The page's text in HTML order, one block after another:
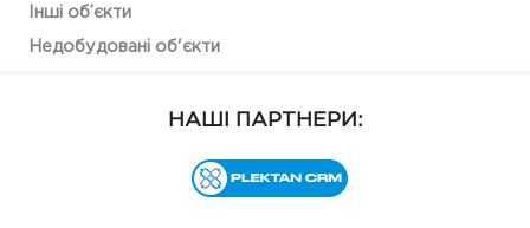
Інші об’єкти
Недобудовані об'єкти
НАШІ ПАРТНЕРИ: